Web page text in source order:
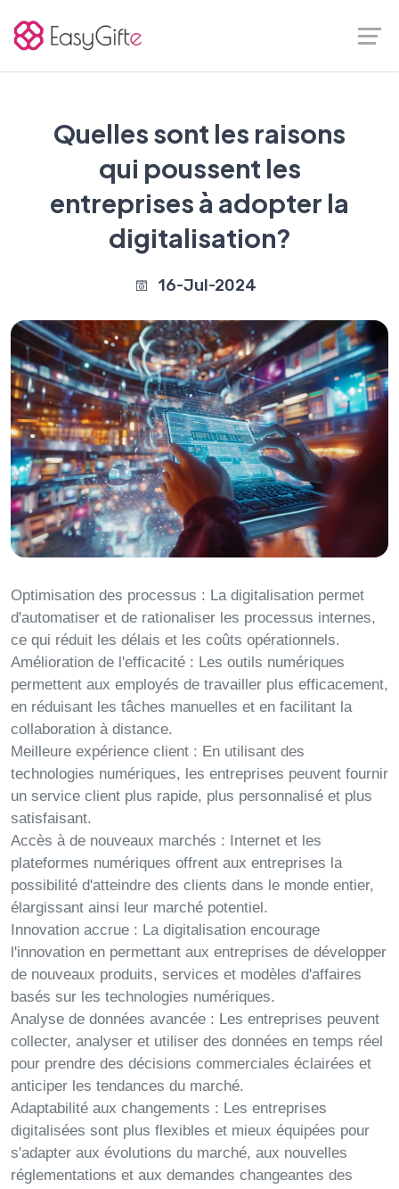
Quelles sont les raisons
qui poussent les
entreprises à adopter la
digitalisation?
16-Jul-2024
Optimisation des processus : La digitalisation permet
d'automatiser et de rationaliser les processus internes,
ce qui réduit les délais et les coûts opérationnels.
Amélioration de l'efficacité : Les outils numériques
permettent aux employés de travailler plus efficacement,
en réduisant les tâches manuelles et en facilitant la
collaboration à distance.
Meilleure expérience client : En utilisant des
technologies numériques, les entreprises peuvent fournir
un service client plus rapide, plus personnalisé et plus
satisfaisant.
Accès à de nouveaux marchés : Internet et les
plateformes numériques offrent aux entreprises la
possibilité d'atteindre des clients dans le monde entier,
élargissant ainsi leur marché potentiel.
Innovation accrue : La digitalisation encourage
l'innovation en permettant aux entreprises de développer
de nouveaux produits, services et modèles d'affaires
basés sur les technologies numériques.
Analyse de données avancée : Les entreprises peuvent
collecter, analyser et utiliser des données en temps réel
pour prendre des décisions commerciales éclairées et
anticiper les tendances du marché.
Adaptabilité aux changements : Les entreprises
digitalisées sont plus flexibles et mieux équipées pour
s'adapter aux évolutions du marché, aux nouvelles
réglementations et aux demandes changeantes des